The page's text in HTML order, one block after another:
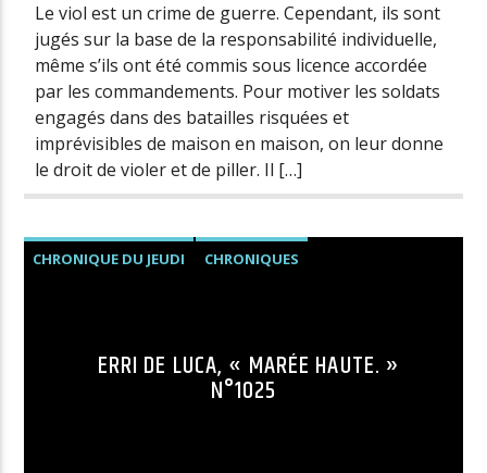
Le viol est un crime de guerre. Cependant, ils sont
jugés sur la base de la responsabilité individuelle,
même s’ils ont été commis sous licence accordée
par les commandements. Pour motiver les soldats
engagés dans des batailles risquées et
imprévisibles de maison en maison, on leur donne
le droit de violer et de piller. Il […]
CHRONIQUE DU JEUDI CHRONIQUES
ERRI DE LUCA, « MARÉE HAUTE. »
N°1025